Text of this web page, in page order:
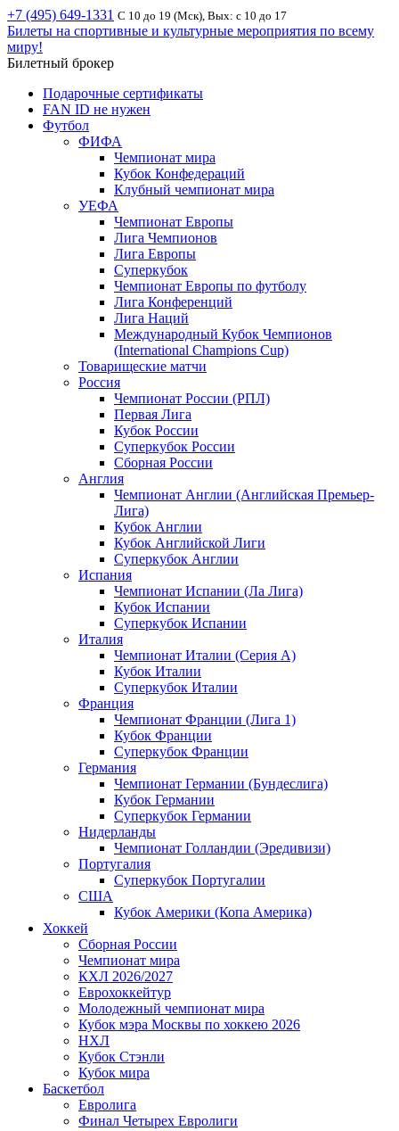
+7 (495) 649-1331 С 10 до 19 (Мск), Вых: с 10 до 17
Билеты на спортивные и культурные мероприятия по всему
миру!
Билетный брокер
Подарочные сертификаты
FAN ID не нужен
Футбол
ФИФА
Чемпионат мира
Кубок Конфедераций
Клубный чемпионат мира
УЕФА
Чемпионат Европы
Лига Чемпионов
Лига Европы
Суперкубок
Чемпионат Европы по футболу
Лига Конференций
Лига Наций
Международный Кубок Чемпионов
(International Champions Cup)
Товарищеские матчи
Россия
Чемпионат России (РПЛ)
Первая Лига
Кубок России
Суперкубок России
Сборная России
Англия
Чемпионат Англии (Английская Премьер-
Лига)
Кубок Англии
Кубок Английской Лиги
Суперкубок Англии
Испания
Чемпионат Испании (Ла Лига)
Кубок Испании
Суперкубок Испании
Италия
Чемпионат Италии (Серия А)
Кубок Италии
Суперкубок Италии
Франция
Чемпионат Франции (Лига 1)
Кубок Франции
Суперкубок Франции
Германия
Чемпионат Германии (Бундеслига)
Кубок Германии
Суперкубок Германии
Нидерланды
Чемпионат Голландии (Эредивизи)
Португалия
Суперкубок Португалии
США
Кубок Америки (Копа Америка)
Хоккей
Сборная России
Чемпионат мира
КХЛ 2026/2027
Еврохоккейтур
Молодежный чемпионат мира
Кубок мэра Москвы по хоккею 2026
НХЛ
Кубок Стэнли
Кубок мира
Баскетбол
Евролига
Финал Четырех Евролиги